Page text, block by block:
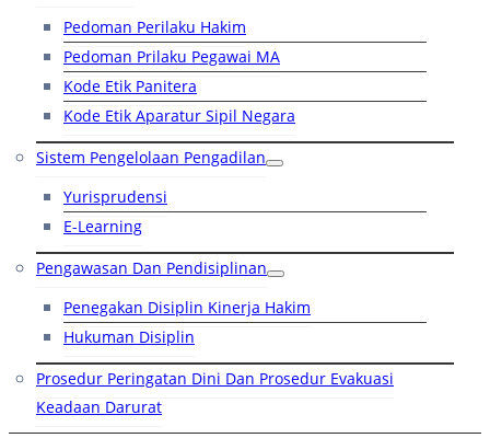
Pedoman Perilaku Hakim
Pedoman Prilaku Pegawai MA
Kode Etik Panitera
Kode Etik Aparatur Sipil Negara
Sistem Pengelolaan Pengadilan
Yurisprudensi
E-Learning
Pengawasan Dan Pendisiplinan
Penegakan Disiplin Kinerja Hakim
Hukuman Disiplin
Prosedur Peringatan Dini Dan Prosedur Evakuasi
Keadaan Darurat